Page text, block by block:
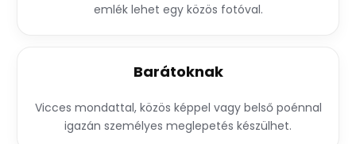
emlék lehet egy közös fotóval.
Barátoknak
Vicces mondattal, közös képpel vagy belső poénnal
igazán személyes meglepetés készülhet.